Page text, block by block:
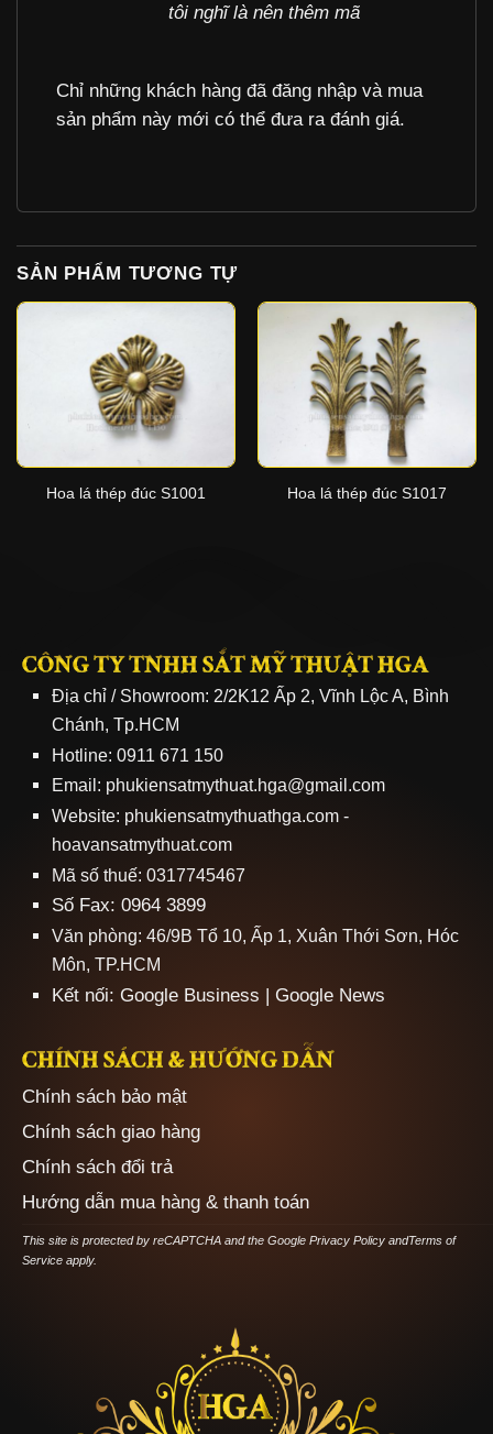
tôi nghĩ là nên thêm mã
Chỉ những khách hàng đã đăng nhập và mua
sản phẩm này mới có thể đưa ra đánh giá.
SẢN PHẨM TƯƠNG TỰ
Hoa lá thép đúc S1001 Hoa lá thép đúc S1017
CÔNG TY TNHH SẮT MỸ THUẬT HGA
Địa chỉ / Showroom: 2/2K12 Ấp 2, Vĩnh Lộc A, Bình
Chánh, Tp.HCM
Hotline: 0911 671 150
Email: phukiensatmythuat.hga@gmail.com
Website: phukiensatmythuathga.com-
hoavansatmythuat.com
Mã số thuế: 0317745467
Số Fax: 0964 3899
Văn phòng: 46/9B Tổ 10, Ấp 1, Xuân Thới Sơn, Hóc
Môn, TP.HCM
Kết nối: Google Business | Google News
CHÍNH SÁCH & HƯỚNG DẪN
Chính sách bảo mật
Chính sách giao hàng
Chính sách đổi trả
Hướng dẫn mua hàng & thanh toán
This site is protected by reCAPTCHA and the Google Privacy PolicyandTerms of
Serviceapply.